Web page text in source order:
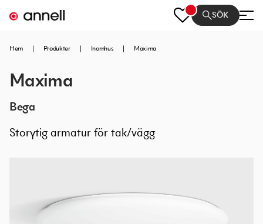
SÖK
Hem | Produkter | Inomhus | Maxima
Maxima
Bega
Storytig armatur för tak/vägg